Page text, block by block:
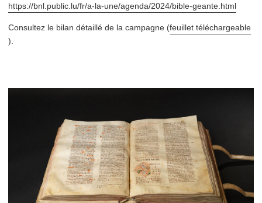
https://bnl.public.lu/fr/a‑la-une/agenda/2024/bible-geante.html
Consultez le bilan détaillé de la campagne (feuillet télécharge­able
).